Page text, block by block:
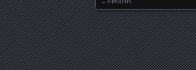
Images navigation